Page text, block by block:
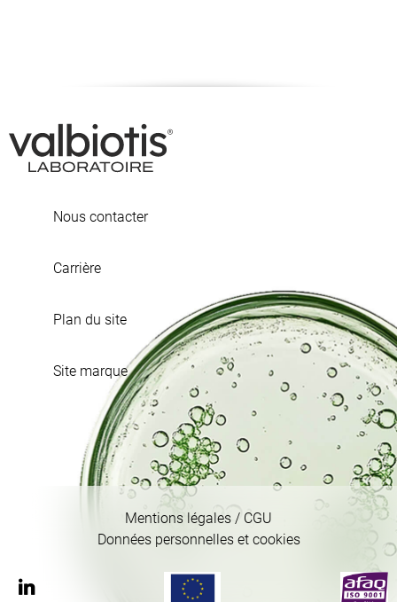
Nous contacter
Carrière
Plan du site
Site marque
Mentions légales / CGU
Données personnelles et cookies